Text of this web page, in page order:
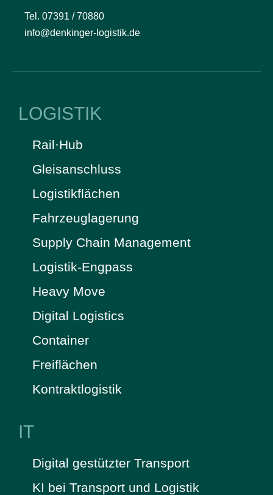
Tel. 07391 / 70880
info@denkinger-logistik.de
LOGISTIK
Rail·Hub
Gleisanschluss
Logistikflächen
Fahrzeuglagerung
Supply Chain Management
Logistik-Engpass
Heavy Move
Digital Logistics
Container
Freiflächen
Kontraktlogistik
IT
Digital gestützter Transport
KI bei Transport und Logistik